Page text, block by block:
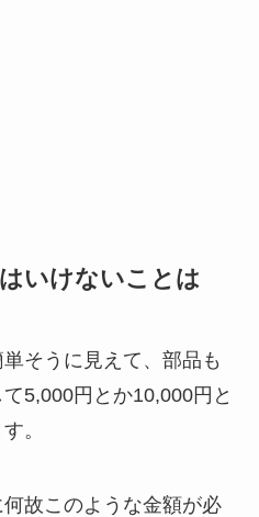
いけないことは
そうに見えて、部品も
5,000円とか10,000円と
。
故このような金額が必